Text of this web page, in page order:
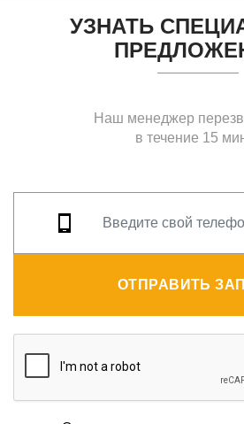
УЗНАТЬ
Наш менеджер
в течение 15
ОТПРАВИТЬ